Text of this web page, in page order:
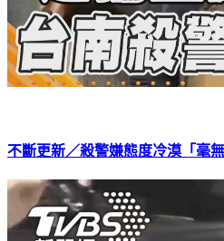
不斷更新／殺警嫌態度冷漠​​​​​​​「毫